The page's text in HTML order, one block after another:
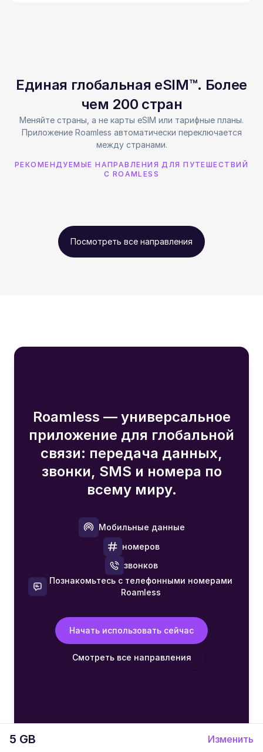
5 GB Изменить
Единая глобальная eSIM™. Более
чем 200 стран
Меняйте страны, а не карты eSIM или тарифные планы.
Приложение Roamless автоматически переключается
между странами.
РЕКОМЕНДУЕМЫЕ НАПРАВЛЕНИЯ ДЛЯ ПУТЕШЕСТВИЙ
С ROAMLESS
Посмотреть все направления
Roamless — универсальное
приложение для глобальной
связи: передача данных,
звонки, SMS и номера по
всему миру.
Мобильные данные
номеров
звонков
Познакомьтесь с телефонными номерами
Roamless
Начать использовать сейчас
Смотреть все направления